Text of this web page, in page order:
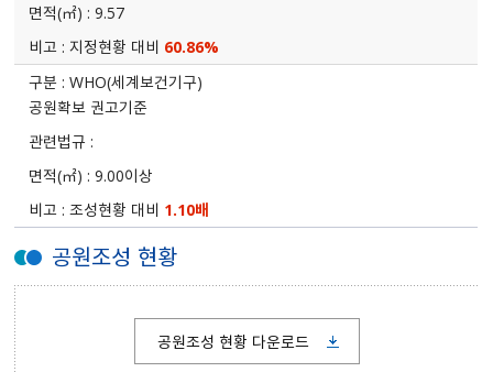
9.57
지정현황 대비 60.86%
WHO(세계보건기구)
공원확보 권고기준
9.00이상
조성현황 대비 1.10배
공원조성 현황
공원조성 현황 다운로드